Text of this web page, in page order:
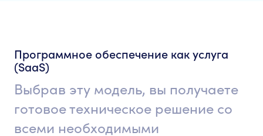
Программное обеспечение как услуга
(SaaS)
Выбрав эту модель, вы получаете
готовое техническое решение со
всеми необходимыми